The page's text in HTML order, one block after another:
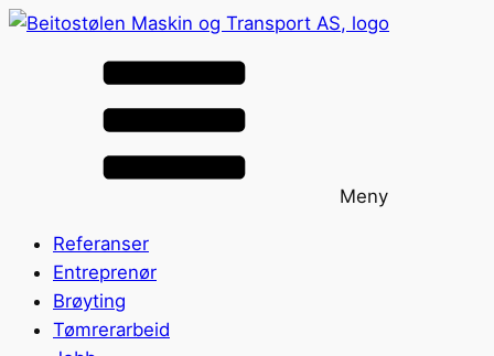
Meny
Referanser
Entreprenør
Brøyting
Tømrerarbeid